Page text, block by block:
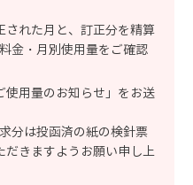
された月と、訂正分を精算
金・月別使用量をご確認
使用量のお知らせ」をお送
分は投函済の紙の検針票
だきますようお願い申し上